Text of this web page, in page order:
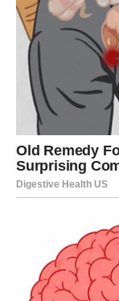
Privlačnost
Ono što je bilo
mnogo ozbiljnije.
Ljubavna
Dozvolite
Sudbina
trenutak
Pred vama su